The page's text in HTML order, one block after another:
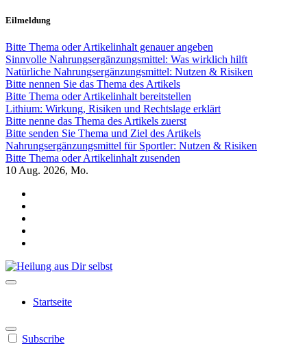
Zum
springen
Eilmeldung
Bitte Thema oder Artikelinhalt genauer angeben
Sinnvolle Nahrungsergänzungsmittel: Was wirklich hilft
Natürliche Nahrungsergänzungsmittel: Nutzen & Risiken
Bitte nennen Sie das Thema des Artikels
Bitte Thema oder Artikelinhalt bereitstellen
Lithium: Wirkung, Risiken und Rechtslage erklärt
Bitte nenne das Thema des Artikels zuerst
Bitte senden Sie Thema und Ziel des Artikels
Nahrungsergänzungsmittel für Sportler: Nutzen & Risiken
Bitte Thema oder Artikelinhalt zusenden
10 Aug. 2026, Mo.
Startseite
Subscribe